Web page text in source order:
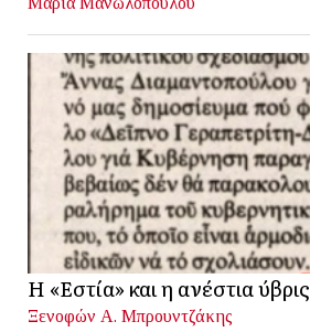
Η «Εστία» και η ανέστια ύβρις
Ξενοφών Α. Μπρουντζάκης